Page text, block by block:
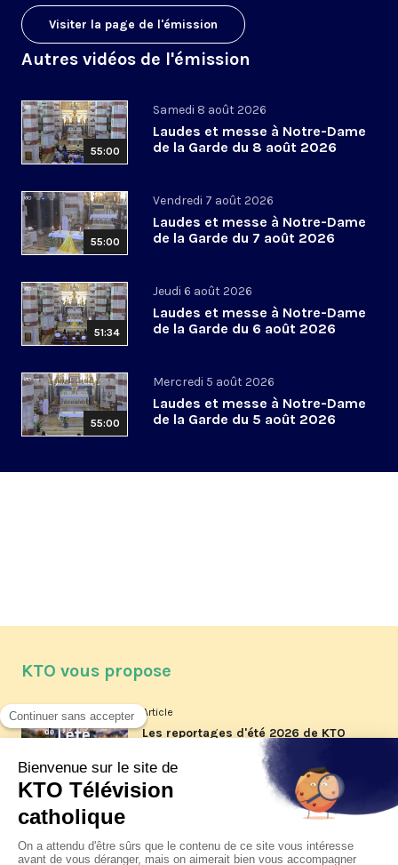
Visiter la page de l'émission
Autres vidéos de l'émission
55:00
Samedi 8 août 2026
Laudes et messe à Notre-Dame
de la Garde du 8 août 2026
55:00
Vendredi 7 août 2026
Laudes et messe à Notre-Dame
de la Garde du 7 août 2026
51:34
Jeudi 6 août 2026
Laudes et messe à Notre-Dame
de la Garde du 6 août 2026
55:00
Mercredi 5 août 2026
Laudes et messe à Notre-Dame
de la Garde du 5 août 2026
KTO vous propose
Article
Les reportages d'été 2026 de KTO
Article
La visite pastorale du pape Léon
jeudi 6 août